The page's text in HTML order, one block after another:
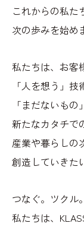
サステナビリティ
ニュース
IR情報
これからの私た
次の歩みを始め
私たちは、お客
「人を想う」技
「まだないもの
新たなカタチで
産業や暮らしの
創造していきた
つなぐ。ツクル。
私たちは、